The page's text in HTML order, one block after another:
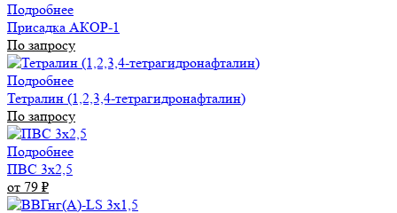
Подробнее
Присадка АКОР-1
По запросу
Подробнее
Тетралин (1,2,3,4-тетрагидронафталин)
По запросу
Подробнее
ПВС 3х2,5
от 79 ₽